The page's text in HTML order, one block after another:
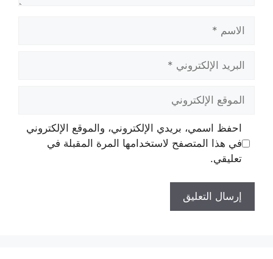
الاسم
البريد
الإلكتروني
الموقع
الإلكتروني
احفظ اسمي، بريدي الإلكتروني، والموقع الإلكتروني
في هذا المتصفح لاستخدامها المرة المقبلة في
تعليقي.